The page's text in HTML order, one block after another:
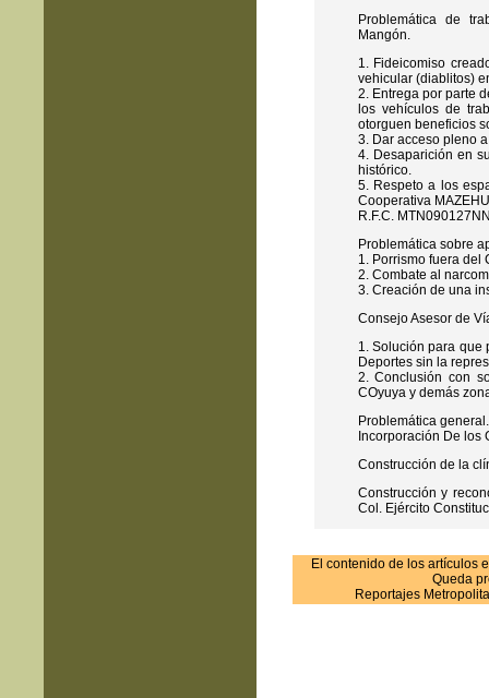
Problemática de
Mangón.
1. Fideicomiso
vehicular (diablitos)
2. Entrega por parte
los vehículos de
otorguen beneficios
3. Dar acceso pleno
4. Desaparición en
histórico.
5. Respeto a los
Cooperativa
R.F.C.
Problemática sobre
1. Porrismo fuera del
2. Combate al
3. Creación de una
Consejo Asesor de
1. Solución para que
Deportes sin la
2. Conclusión con
COyuya y demás
Problemática general.
Incorporación De los
Construcción de la
Construcción y
Col. Ejército
El contenido de los artículos
Queda
Reportajes